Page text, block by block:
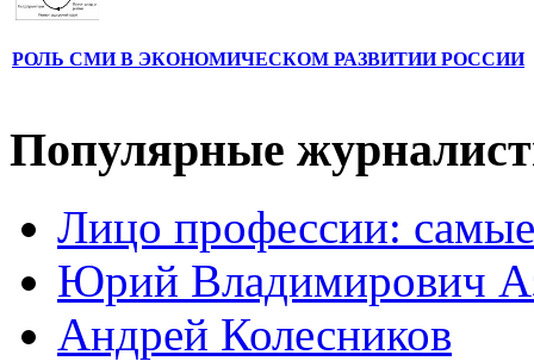
РОЛЬ СМИ В ЭКОНОМИЧЕСКОМ РАЗВИТИИ РОССИИ
Популярные
Лицо профессии:
Юрий Владимирович
Андрей Колесников